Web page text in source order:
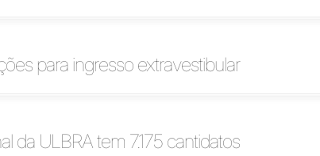
para ingresso extravestibular
da ULBRA tem 7.175 cantidatos